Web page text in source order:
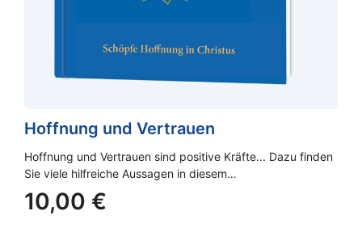
Hoffnung und Vertrauen
Hoffnung und Vertrauen sind positive Kräfte... Dazu finden
Sie viele hilfreiche Aussagen in diesem…
10,00 €